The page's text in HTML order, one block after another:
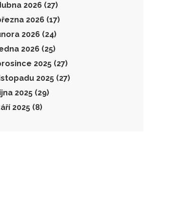
2026 (27)
2026 (17)
2026 (24)
2026 (25)
2025 (27)
2025 (27)
2025 (29)
2025 (8)